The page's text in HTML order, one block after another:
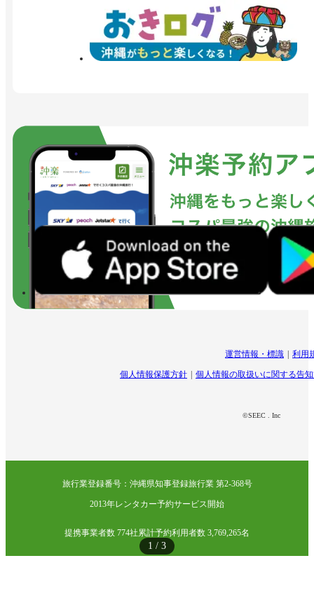
1 / 3
運営情報・標識 利用
個人情報保護方針 個人情報の取扱いに関する告
©SEEC . Inc
旅行業登録番号：沖縄県知事登録旅行業 第2-368号
2013年レンタカー予約サービス開始
提携事業者数 774社累計予約利用者数 3,769,265名